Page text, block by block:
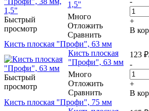
Быстрый
просмотр
1,5"
Много
Отложить
Сравнить
+
В
Кисть плоская "Профи", 63 мм
Быстрый
просмотр
Кисть плоская
"Профи", 63 мм
Много
Отложить
Сравнить
123 ₽
-
+
В
Кисть плоская "Профи", 75 мм